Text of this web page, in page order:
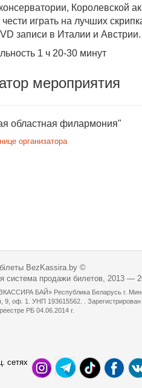
Королевской
чести играть на лучших
записи в Италии и
1 ч 20-30 минут
мероприятия
областная филармония"
организатора
BezKassira.by ©
система продажи билетов, 2013 —
БАЙ» Республика Беларусь г.
9, оф. 1. УНП 193615562. . Зарегистрирован
РБ 04.06.2014 г.
сетях